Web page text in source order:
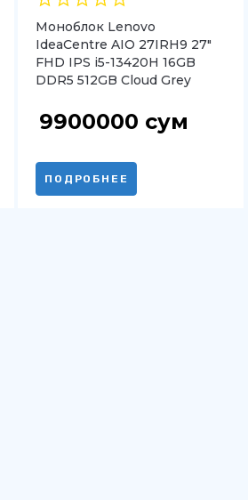
Моноблок Lenovo
IdeaCentre AIO 27IRH9 27″
FHD IPS i5-13420H 16GB
DDR5 512GB Cloud Grey
9900000 сум
ПОДРОБНЕЕ